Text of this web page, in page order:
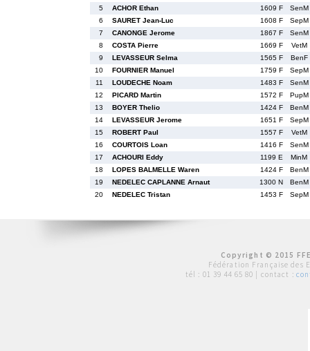
5
ACHOR Ethan 1609 F
SenM
6
SAURET Jean-Luc 1608 F
SepM
7
CANONGE Jerome 1867 F
SenM
8
COSTA Pierre 1669 F
VetM
9
LEVASSEUR Selma 1565 F
BenF
10
FOURNIER Manuel 1759 F
SepM
11
LOUDECHE Noam 1483 F
SenM
12
PICARD Martin 1572 F
PupM
13
BOYER Thelio 1424 F
BenM
14
LEVASSEUR Jerome 1651 F
SepM
15
ROBERT Paul 1557 F
VetM
16
COURTOIS Loan 1416 F
SenM
17
ACHOURI Eddy 1199 E
MinM
18
LOPES BALMELLE Waren 1424 F
BenM
19
NEDELEC CAPLANNE Arnaut 1300 N
BenM
20
NEDELEC Tristan 1453 F SepM
Copyright © 2015
Fédération Française des
tél : 01 39 44 65 80 | contact :